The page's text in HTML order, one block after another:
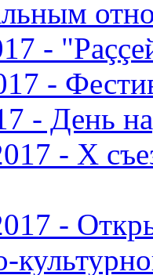
-
-
- День
- Х
-